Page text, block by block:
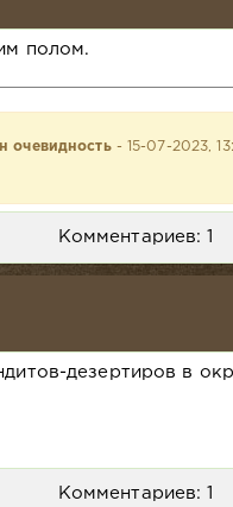
полом.
очевидность- 15-07-2023,
Комментариев: 1
дезертиров в
Комментариев: 1